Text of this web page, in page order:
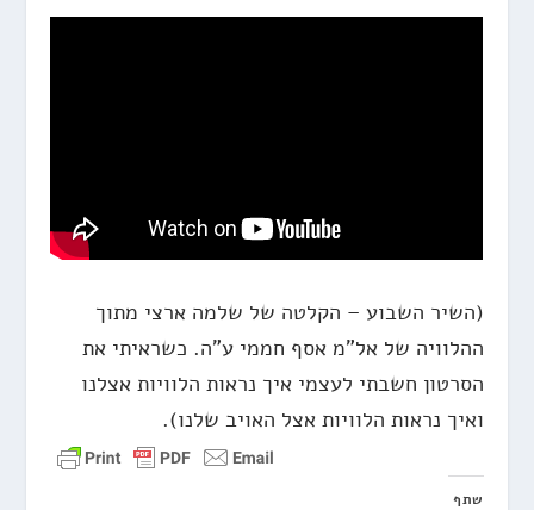
(השיר השבוע – הקלטה של שלמה ארצי מתוך
ההלוויה של אל"מ אסף חממי ע"ה. כשראיתי את
הסרטון חשבתי לעצמי איך נראות הלוויות אצלנו
ואיך נראות הלוויות אצל האויב שלנו).
שתף